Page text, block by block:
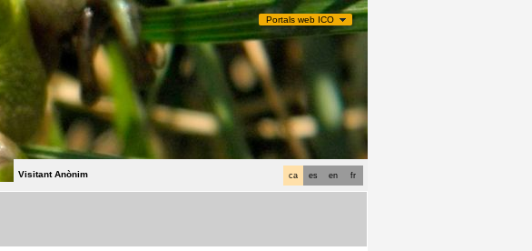
Portals web ICO
fr
en
es
ca
Visitant Anònim